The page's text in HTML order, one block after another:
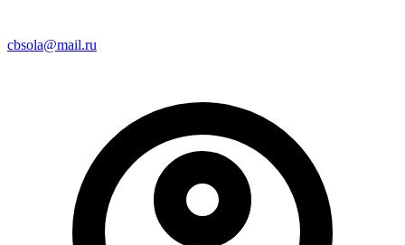
cbsola@mail.ru